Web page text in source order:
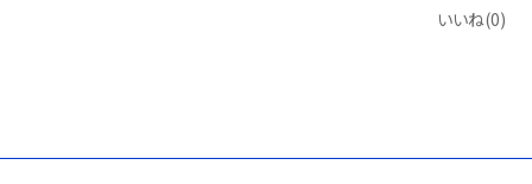
いいね(0)